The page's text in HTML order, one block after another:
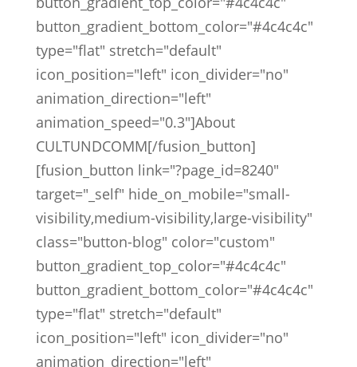
button_gradient_bottom_color="#4c4c4c"
type="flat" stretch="default"
icon_position="left" icon_divider="no"
animation_direction="left"
animation_speed="0.3"]About
CULTUNDCOMM[/fusion_button]
[fusion_button link="?page_id=8240"
target="_self" hide_on_mobile="small-
visibility,medium-visibility,large-visibility"
class="button-blog" color="custom"
button_gradient_top_color="#4c4c4c"
button_gradient_bottom_color="#4c4c4c"
type="flat" stretch="default"
icon_position="left" icon_divider="no"
animation_direction="left"